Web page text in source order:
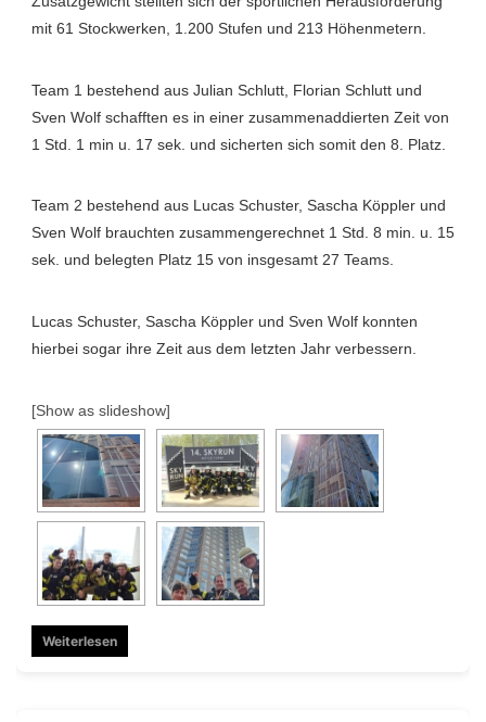
mit 61 Stockwerken, 1.200 Stufen und 213 Höhenmetern.
Team 1 bestehend aus Julian Schlutt, Florian Schlutt und
Sven Wolf schafften es in einer zusammenaddierten Zeit von
1 Std. 1 min u. 17 sek. und sicherten sich somit den 8. Platz.
Team 2 bestehend aus Lucas Schuster, Sascha Köppler und
Sven Wolf brauchten zusammengerechnet 1 Std. 8 min. u. 15
sek. und belegten Platz 15 von insgesamt 27 Teams.
Lucas Schuster, Sascha Köppler und Sven Wolf konnten
hierbei sogar ihre Zeit aus dem letzten Jahr verbessern.
[Show as slideshow]
Weiterlesen